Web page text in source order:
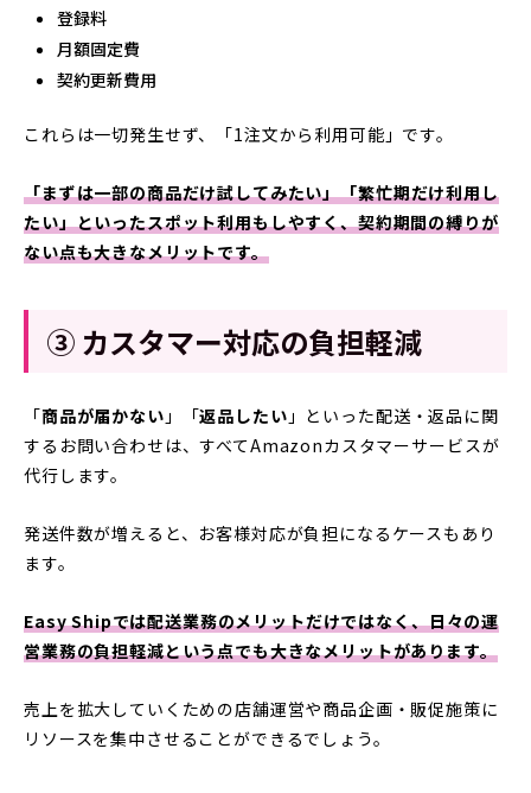
登録料
月額固定費
契約更新費用
これらは一切発生せず、「1注文から利用可能」です。
「まずは一部の商品だけ試してみたい」「繁忙期だけ利用し
たい」といったスポット利用もしやすく、契約期間の縛りが
ない点も大きなメリットです。
③ カスタマー対応の負担軽減
「商品が届かない 」「返品したい 」といった配送・返品に関
するお問い合わせは、すべてAmazonカスタマーサービスが
代行します。
発送件数が増えると、お客様対応が負担になるケースもあり
ます。
Easy Shipでは配送業務のメリットだけではなく、日々の運
営業務の負担軽減という点でも大きなメリットがあります。
売上を拡大していくための店舗運営や商品企画・販促施策に
リソースを集中させることができるでしょう。